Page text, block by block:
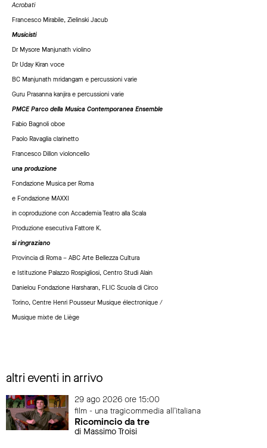
Acrobati
Francesco Mirabile, Zielinski Jacub
Musicisti
Dr Mysore Manjunath violino
Dr Uday Kiran voce
BC Manjunath mridangam e percussioni varie
Guru Prasanna kanjira e percussioni varie
PMCE Parco della Musica Contemporanea Ensemble
Fabio Bagnoli oboe
Paolo Ravaglia clarinetto
Francesco Dillon violoncello
una produzione
Fondazione Musica per Roma
e Fondazione MAXXI
in coproduzione con Accademia Teatro alla Scala
Produzione esecutiva Fattore K.
si ringraziano
Provincia di Roma – ABC Arte Bellezza Cultura
e Istituzione Palazzo Rospigliosi, Centro Studi Alain
Danielou Fondazione Harsharan, FLIC Scuola di Circo
Torino, Centre Henri Pousseur Musique électronique /
Musique mixte de Liège
altri eventi in arrivo
29 ago 2026 ore 15:00
film - una tragicommedia all'italiana
Ricomincio da tre
di Massimo Troisi